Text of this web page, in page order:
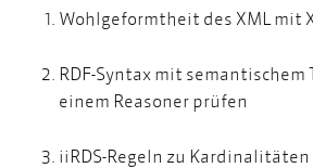
Wohlgeformtheit des XML mit
RDF-Syntax mit
einem Reasoner prüfen
iiRDS-Regeln zu